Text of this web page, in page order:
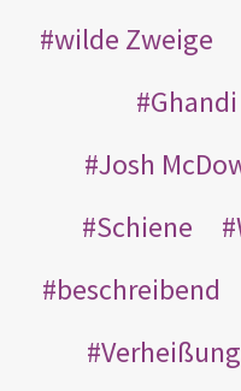
wilde Zweige
Ghandi
Josh
Schiene
beschreibend